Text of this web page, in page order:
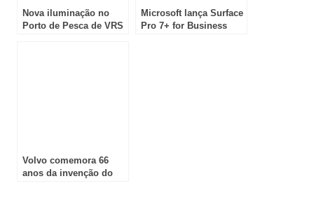
Nova iluminação no
Porto de Pesca de VRS
Microsoft lança Surface
Pro 7+ for Business
Volvo comemora 66
anos da invenção do